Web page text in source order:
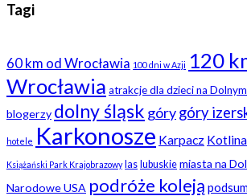
Tagi
60 km od Wrocławia 100 dni w Azji 120
Wrocławia atrakcje dla dzieci na Dolnym
blogerzy dolny śląsk górygóry
hotele Karkonosze Karpacz
Książański Park Krajobrazowy las lubuskie miasta na
Narodowe USA podróże koleją